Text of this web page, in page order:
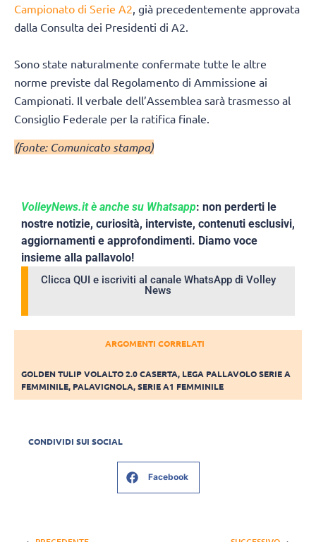
Campionato di Serie A2 , già precedentemente approvata
dalla Consulta dei Presidenti di A2.
Sono state naturalmente confermate tutte le altre
norme previste dal Regolamento di Ammissione ai
Campionati. Il verbale dell’Assemblea sarà trasmesso al
Consiglio Federale per la ratifica finale.
(fonte: Comunicato stampa)
VolleyNews.it è anche su Whatsapp: non perderti le
nostre notizie, curiosità, interviste, contenuti esclusivi,
aggiornamenti e approfondimenti. Diamo voce
insieme alla pallavolo!
Clicca QUI e iscriviti al canale WhatsApp di Volley
News
ARGOMENTI CORRELATI
GOLDEN TULIP VOLALTO 2.0 CASERTA, LEGA PALLAVOLO SERIE A
FEMMINILE, PALAVIGNOLA,SERIE A1 FEMMINILE
CONDIVIDI SUI SOCIAL
Facebook